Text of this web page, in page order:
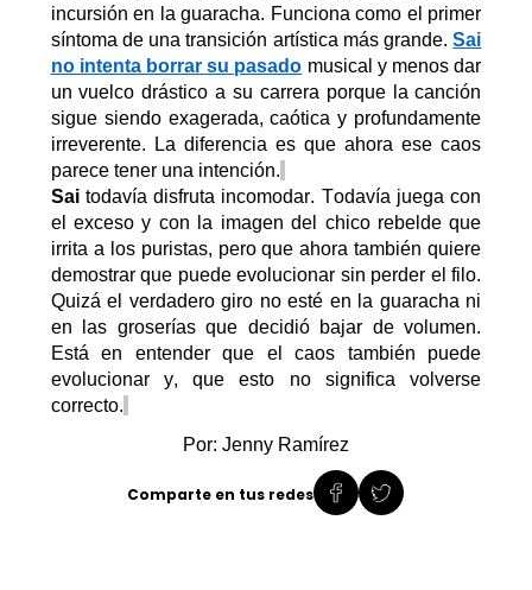
incursión en la guaracha. Funciona como el primer
síntoma de una transición artística más grande. Sai
no intenta borrar su pasado musical y menos dar
un vuelco drástico a su carrera porque la canción
sigue siendo exagerada, caótica y profundamente
irreverente. La diferencia es que ahora ese caos
parece tener una intención.
Saitodavía disfruta incomodar. Todavía juega con
el exceso y con la imagen del chico rebelde que
irrita a los puristas, pero que ahora también quiere
demostrar que puede evolucionar sin perder el filo.
Quizá el verdadero giro no esté en la guaracha ni
en las groserías que decidió bajar de volumen.
Está en entender que el caos también puede
evolucionary, que esto no significa volverse
correcto.
Por: Jenny Ramírez
Comparte en tus redes